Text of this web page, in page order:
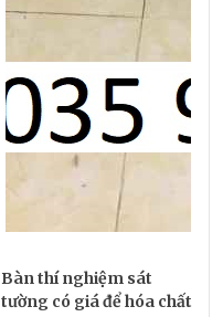
Bàn thí nghiệm sát
tường có giá để hóa chất